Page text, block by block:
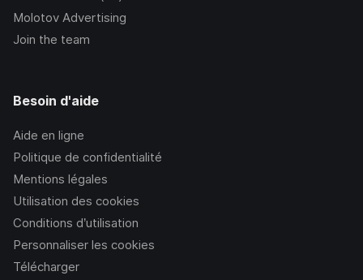
Molotov Advertising
Join the team
Besoin d'aide
Aide en ligne
Politique de confidentialité
Mentions légales
Utilisation des cookies
Conditions d’utilisation
Personnaliser les cookies
Télécharger